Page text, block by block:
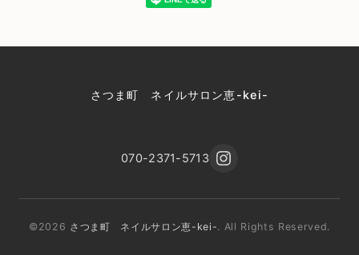
さつま町 ネイルサロン恵-kei-
070-2371-5713
©2026 さつま町 ネイルサロン恵-kei-. All Rights Reserved.